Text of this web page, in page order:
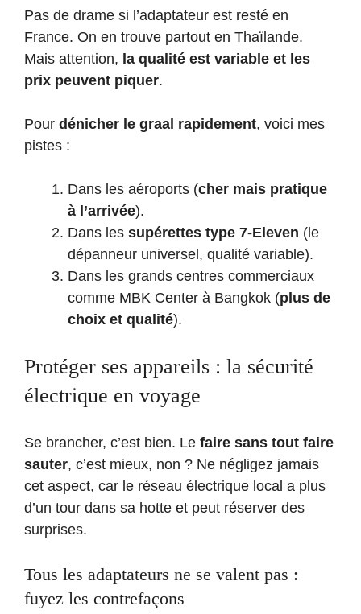
Pas de drame si l’adaptateur est resté en
France. On en trouve partout en Thaïlande.
Mais attention, la qualité est variable et les
prix peuvent piquer.
Pour dénicher le graal rapidement, voici mes
pistes :
Dans les aéroports (cher mais pratique
à l’arrivée).
Dans les supérettes type 7-Eleven (le
dépanneur universel, qualité variable).
Dans les grands centres commerciaux
comme MBK Center à Bangkok (plus de
choix et qualité).
Protéger ses appareils : la sécurité
électrique en voyage
Se brancher, c’est bien. Le faire sans tout faire
sauter, c’est mieux, non ? Ne négligez jamais
cet aspect, car le réseau électrique local a plus
d’un tour dans sa hotte et peut réserver des
surprises.
Tous les adaptateurs ne se valent pas :
fuyez les contrefaçons